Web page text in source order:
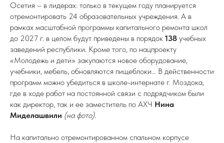
Осетия – в лидерах: только в текущем году планируется
отремонтировать 24 образовательных учреждения. А в
рамках масштабной программы капитального ремонта школ
до 2027 г. в целом будут приведены в порядок 138 учебных
заведений республики. Кроме того, по нацпроекту
«Молодежь и дети» закупаются новое оборудование,
учебники, мебель, обновляются пищеблоки… В действенности
программ можно убедиться в школе-интернате г. Моздока,
где в ходе работ на постоянной связи с подрядчиком были
как директор, так и ее заместитель по АХЧ Нина
Миделашвили (на фото).
На капитально отремонтированном спальном корпусе